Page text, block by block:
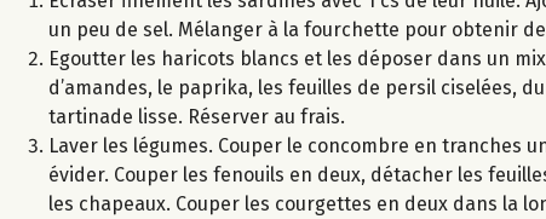
un peu de sel. Mélanger à la fourchette pour obtenir
Egoutter les haricots blancs et les déposer dans un
d’amandes, le paprika, les feuilles de persil ciselées,
tartinade lisse. Réserver au frais.
Laver les légumes. Couper le concombre en tranches
évider. Couper les fenouils en deux, détacher les
les chapeaux. Couper les courgettes en deux dans la